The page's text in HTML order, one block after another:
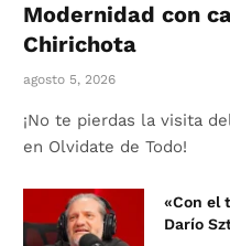
Modernidad con
Chirichota
agosto 5, 2026
¡No te pierdas la visita
en Olvidate de Todo!
«Con el
Darío